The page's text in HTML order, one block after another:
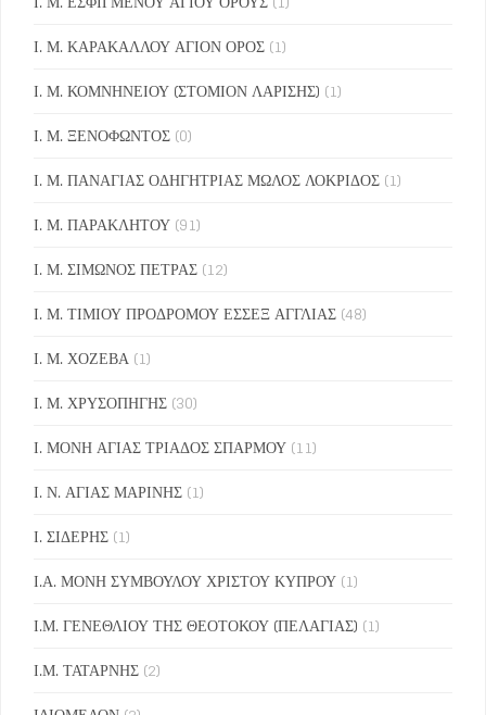
Ι. Μ. ΚΑΡΑΚΑΛΛΟΥ ΑΓΙΟΝ ΟΡΟΣ (1)
Ι. Μ. ΚΟΜΝΗΝΕΙΟΥ (ΣΤΟΜΙΟΝ ΛΑΡΙΣΗΣ) (1)
Ι. Μ. ΞΕΝΟΦΩΝΤΟΣ (0)
Ι. Μ. ΠΑΝΑΓΙΑΣ ΟΔΗΓΗΤΡΙΑΣ ΜΩΛΟΣ ΛΟΚΡΙΔΟΣ (1)
Ι. Μ. ΠΑΡΑΚΛΗΤΟΥ (91)
Ι. Μ. ΣΙΜΩΝΟΣ ΠΕΤΡΑΣ (12)
Ι. Μ. ΤΙΜΙΟΥ ΠΡΟΔΡΟΜΟΥ ΕΣΣΕΞ ΑΓΓΛΙΑΣ (48)
Ι. Μ. ΧΟΖΕΒΑ (1)
Ι. Μ. ΧΡΥΣΟΠΗΓΗΣ (30)
Ι. ΜΟΝΗ ΑΓΙΑΣ ΤΡΙΑΔΟΣ ΣΠΑΡΜΟΥ (11)
Ι. Ν. ΑΓΙΑΣ ΜΑΡΙΝΗΣ (1)
Ι. ΣΙΔΕΡΗΣ (1)
Ι.Α. ΜΟΝΗ ΣΥΜΒΟΥΛΟΥ ΧΡΙΣΤΟΥ ΚΥΠΡΟΥ (1)
Ι.Μ. ΓΕΝΕΘΛΙΟΥ ΤΗΣ ΘΕΟΤΟΚΟΥ (ΠΕΛΑΓΙΑΣ) (1)
Ι.Μ. ΤΑΤΑΡΝΗΣ (2)